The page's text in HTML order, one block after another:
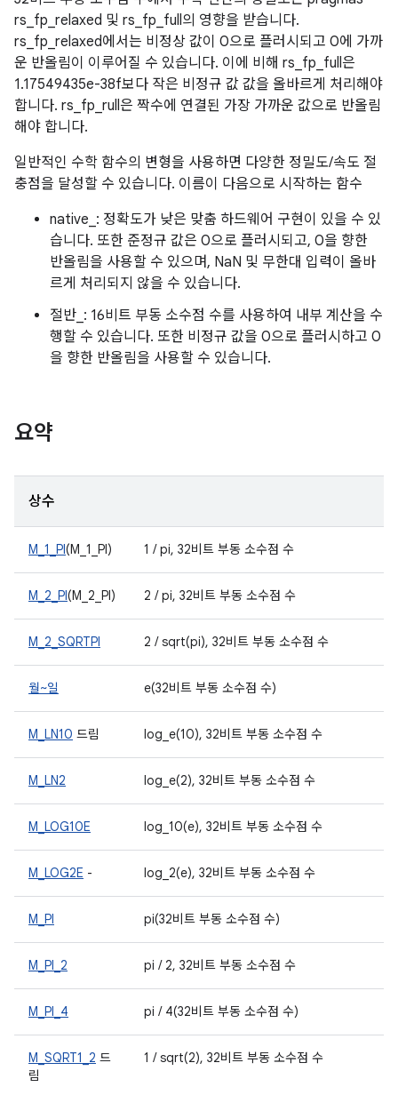
rs_fp_relaxed 및 rs_fp_full의 영향을 받습니다.
rs_fp_relaxed에서는 비정상 값이 0으로 플러시되고 0에 가까
운 반올림이 이루어질 수 있습니다. 이에 비해 rs_fp_full은
1.17549435e-38f보다 작은 비정규 값 값을 올바르게 처리해야
합니다. rs_fp_rull은 짝수에 연결된 가장 가까운 값으로 반올림
해야 합니다.
일반적인 수학 함수의 변형을 사용하면 다양한 정밀도/속도 절
충점을 달성할 수 있습니다. 이름이 다음으로 시작하는 함수
native_: 정확도가 낮은 맞춤 하드웨어 구현이 있을 수 있
습니다. 또한 준정규 값은 0으로 플러시되고, 0을 향한
반올림을 사용할 수 있으며, NaN 및 무한대 입력이 올바
르게 처리되지 않을 수 있습니다.
절반_: 16비트 부동 소수점 수를 사용하여 내부 계산을 수
행할 수 있습니다. 또한 비정규 값을 0으로 플러시하고 0
을 향한 반올림을 사용할 수 있습니다.
요약
상수
M_1_PI(M_1_PI) 1 / pi, 32비트 부동 소수점 수
M_2_PI(M_2_PI) 2 / pi, 32비트 부동 소수점 수
M_2_SQRTPI 2 / sqrt(pi), 32비트 부동 소수점 수
월~일 e(32비트 부동 소수점 수)
M_LN10 드림 log_e(10), 32비트 부동 소수점 수
M_LN2 log_e(2), 32비트 부동 소수점 수
M_LOG10E log_10(e), 32비트 부동 소수점 수
M_LOG2E - log_2(e), 32비트 부동 소수점 수
M_PI pi(32비트 부동 소수점 수)
M_PI_2 pi / 2, 32비트 부동 소수점 수
M_PI_4 pi / 4(32비트 부동 소수점 수)
M_SQRT1_2 드
림
1 / sqrt(2), 32비트 부동 소수점 수